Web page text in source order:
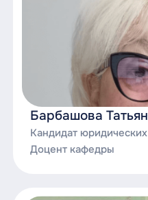
Судебная защита
Судебная защита
Теория
арбитражном
Теоретические и
семейного права;
Барбашова
Кандидат
Доцент кафедры